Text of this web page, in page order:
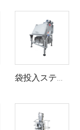
袋投入ステーション